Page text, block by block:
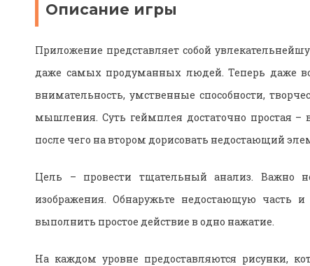
Описание игры
Приложение представляет собой
даже самых продуманных людей. Теперь даже
внимательность, умственные способности,
мышления. Суть геймплея достаточно простая –
после чего на втором дорисовать недостающий
Цель – провести тщательный анализ. Важно
изображения. Обнаружьте недостающую часть и
выполнить простое действие в одно нажатие.
На каждом уровне предоставляются рисунки,